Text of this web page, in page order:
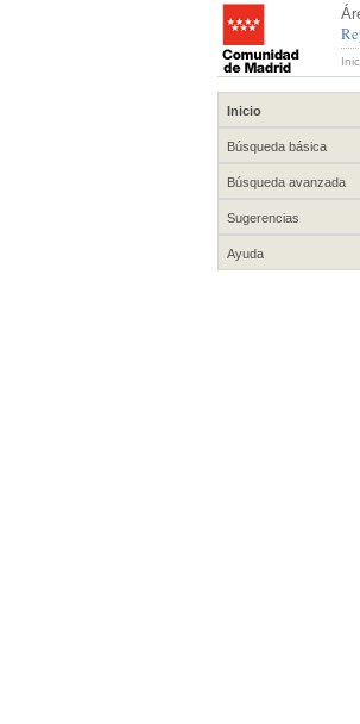
Inicio
Búsqueda básica
Búsqueda avanzada
Sugerencias
Ayuda